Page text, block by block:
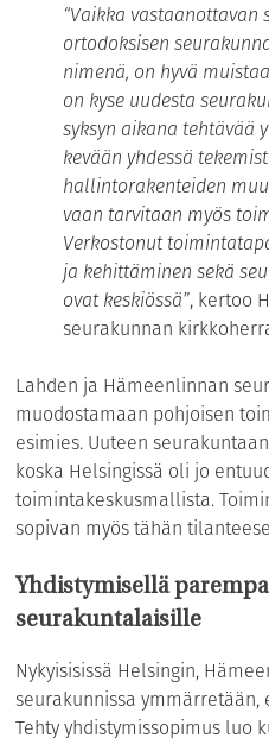
“Vaikka
ortodoksisen
nimenä, on hyvä
on kyse uudesta
syksyn aikana tehtävää
kevään yhdessä
hallintorakenteiden
vaan tarvitaan myös
Verkostonut
ja kehittäminen sekä
ovat keskiössä”, kertoo
seurakunnan
Lahden ja Hämeenlinnan
muodostamaan pohjoisen
esimies. Uuteen
koska Helsingissä oli jo
toimintakeskusmallista.
sopivan myös tähän
Yhdistymisellä
seurakuntalaisille
Nykyisisissä Helsingin,
seurakunnissa
Tehty yhdistymissopimus luo